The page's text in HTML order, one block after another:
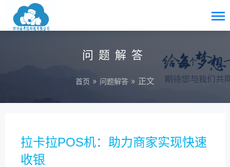
问题解答
首页 » 问题解答 » 正文
拉卡拉POS机：助力商家实现快速
收银